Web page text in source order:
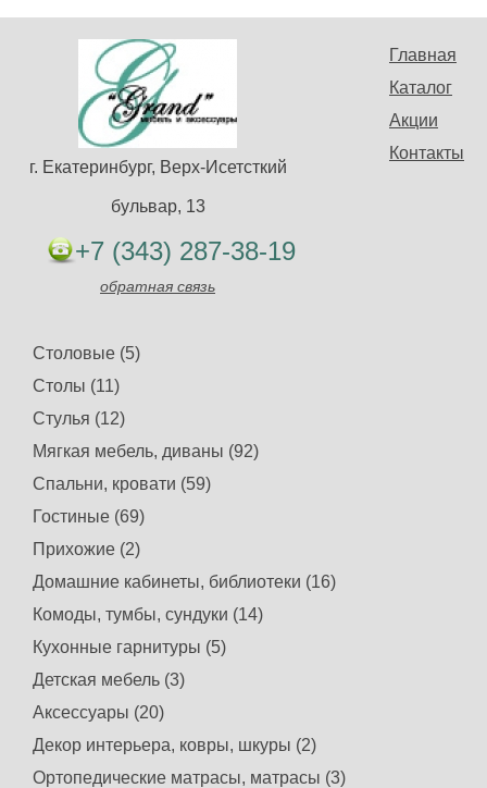
Главная
Каталог
Акции
Контакты
г. Екатеринбург, Верх-Исетсткий
бульвар, 13
+7 (343) 287-38-19
обратная связь
Столовые (5)
Столы (11)
Стулья (12)
Мягкая мебель, диваны (92)
Спальни, кровати (59)
Гостиные (69)
Прихожие (2)
Домашние кабинеты, библиотеки (16)
Комоды, тумбы, сундуки (14)
Кухонные гарнитуры (5)
Детская мебель (3)
Аксессуары (20)
Декор интерьера, ковры, шкуры (2)
Ортопедические матрасы, матрасы (3)